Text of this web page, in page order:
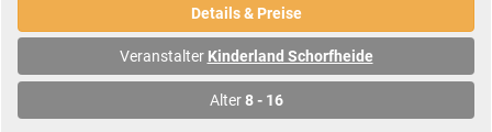
Details & Preise
Veranstalter Kinderland Schorfheide
Alter8 - 16